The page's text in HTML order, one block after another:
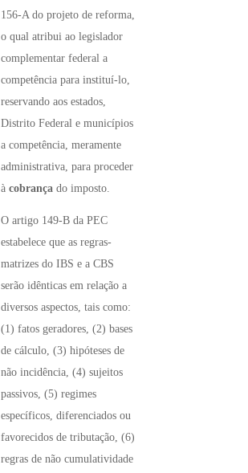
156-A do projeto de reforma,
o qual atribui ao legislador
complementar federal a
competência para instituí-lo,
reservando aos estados,
Distrito Federal e municípios
a competência, meramente
administrativa, para proceder
à cobrança do imposto.
O artigo 149-B da PEC
estabelece que as regras-
matrizes do IBS e a CBS
serão idênticas em relação a
diversos aspectos, tais como:
(1) fatos geradores, (2) bases
de cálculo, (3) hipóteses de
não incidência, (4) sujeitos
passivos, (5) regimes
específicos, diferenciados ou
favorecidos de tributação, (6)
regras de não cumulatividade